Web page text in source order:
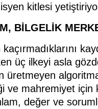
kitlesi
BİLGELİK
üç ilkeyi asla
üretmeyen
ve mahremiyet için
değer ve